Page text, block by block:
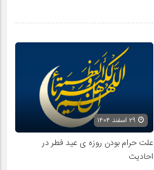
علت حرام بودن روزه ی عید فطر در
احادیث